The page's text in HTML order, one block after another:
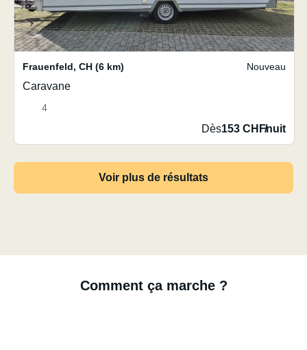
Frauenfeld, CH (6 km) Nouveau
Caravane
4
Dès153 CHF/nuit
Voir plus de résultats
Comment ça marche ?